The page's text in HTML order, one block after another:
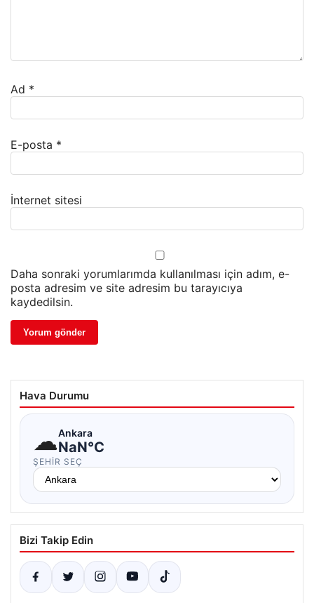
Ad *
E-posta *
İnternet sitesi
Daha sonraki yorumlarımda kullanılması için adım, e-
posta adresim ve site adresim bu tarayıcıya
kaydedilsin.
Hava Durumu
☁Ankara
NaN°C
ŞEHIR SEÇ
Bizi Takip Edin